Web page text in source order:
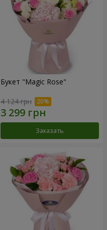
Букет "Magic Rose"
4 124 грн
Заказать